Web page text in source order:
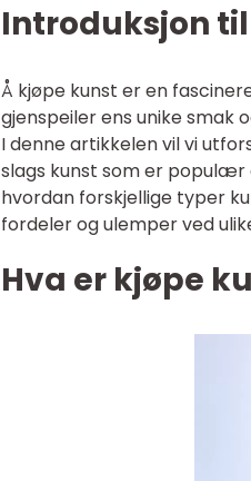
Introduksjon
Å kjøpe kunst er en
gjenspeiler ens unike smak
I denne artikkelen vil vi
slags kunst som er populær
hvordan forskjellige typer
fordeler og ulemper ved
Hva er kjøpe